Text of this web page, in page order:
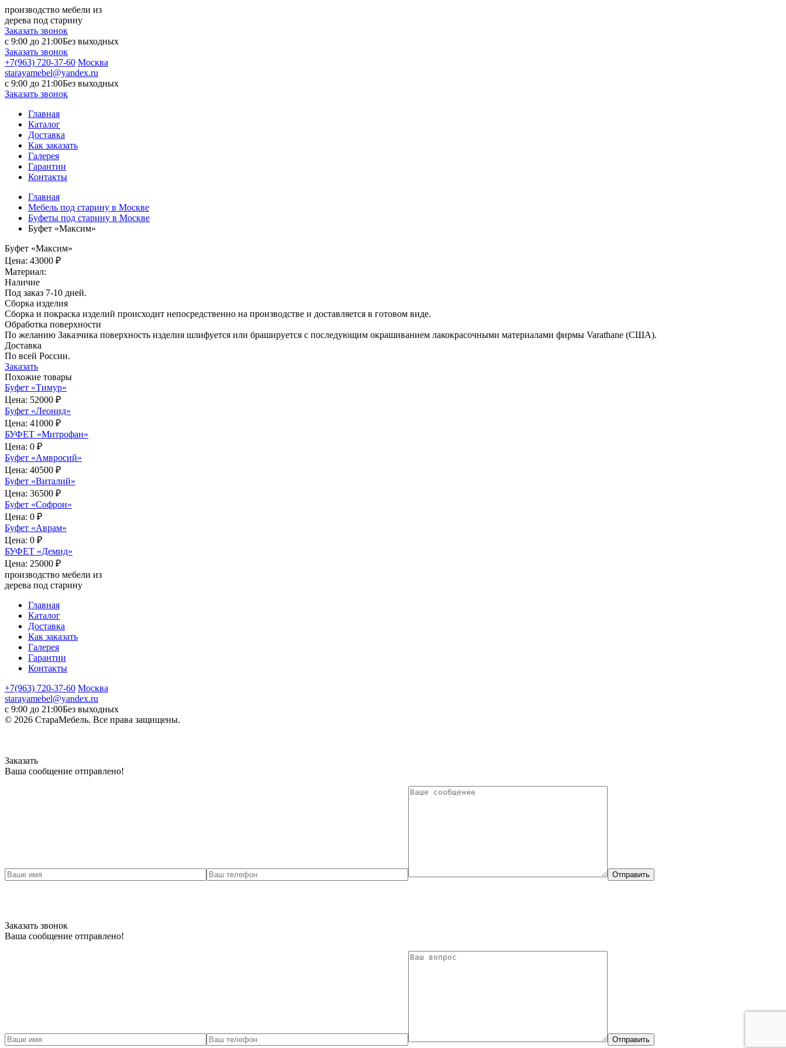
производство мебели из
дерева под старину
Заказать звонок
с 9:00 до 21:00Без выходных
Заказать звонок
+7(963) 720-37-60 Москва
starayamebel@yandex.ru
с 9:00 до 21:00Без выходных
Заказать звонок
Главная
Каталог
Доставка
Как заказать
Галерея
Гарантии
Контакты
Главная
Мебель под старину в Москве
Буфеты под старину в Москве
Буфет «Максим»
Буфет «Максим»
Цена: 43000 ₽
Материал:
Наличие
Под заказ 7-10 дней.
Сборка изделия
Сборка и покраска изделий происходит непосредственно на производстве и доставляется в готовом виде.
Обработка поверхности
По желанию Заказчика поверхность изделия шлифуется или брашируется с последующим окрашиванием лакокрасочными материалами фирмы Varathane (США).
Доставка
По всей России.
Заказать
Похожие товары
Буфет «Тимур»
Цена: 52000 ₽
Буфет «Леонид»
Цена: 41000 ₽
БУФЕТ «Митрофан»
Цена: 0 ₽
Буфет «Амвросий»
Цена: 40500 ₽
Буфет «Виталий»
Цена: 36500 ₽
Буфет «Софрон»
Цена: 0 ₽
Буфет «Аврам»
Цена: 0 ₽
БУФЕТ «Демид»
Цена: 25000 ₽
производство мебели из
дерева под старину
Главная
Каталог
Доставка
Как заказать
Галерея
Гарантии
Контакты
+7(963) 720-37-60 Москва
starayamebel@yandex.ru
с 9:00 до 21:00Без выходных
© 2026 СтараМебель. Все права защищены.
Заказать
Ваша сообщение отправлено!
Отправить
Заказать звонок
Ваша сообщение отправлено!
Отправить